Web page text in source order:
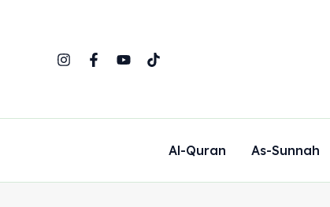
Al-Quran As-Sunnah